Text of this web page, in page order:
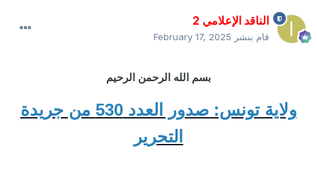
الناقد الإعلامي 2
قام بنشر February 17, 2025
بسم الله الرحمن الرحيم
ولاية تونس: صدور العدد 530 من جريدة
التحرير